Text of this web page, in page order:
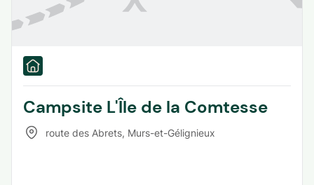
Campsite L'Île de la Comtesse
route des Abrets, Murs-et-Gélignieux